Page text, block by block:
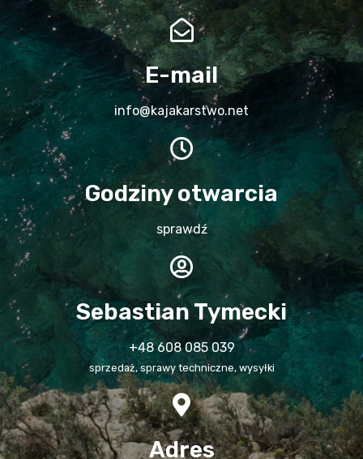
E-mail
info@kajakarstwo.net
Godziny otwarcia
sprawdź
Sebastian Tymecki
+48 608 085 039
sprzedaż, sprawy techniczne, wysyłki
Adres